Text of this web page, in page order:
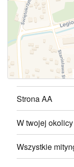
Strona AA
W twojej okolicy
Wszystkie